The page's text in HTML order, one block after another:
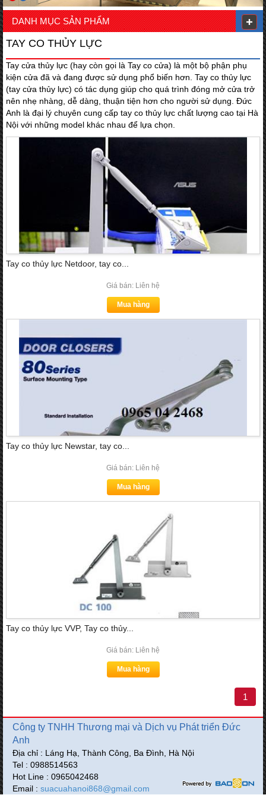
DANH MỤC SẢN PHẨM
TAY CO THỦY LỰC
Tay cửa thủy lực (hay còn gọi là Tay co cửa) là một bộ phận phụ
kiện cửa đã và đang được sử dụng phổ biến hơn. Tay co thủy lực
(tay cửa thủy lực) có tác dụng giúp cho quá trình đóng mở cửa trở
nên nhẹ nhàng, dễ dàng, thuận tiện hơn cho người sử dụng. Đức
Anh là đại lý chuyên cung cấp tay co thủy lực chất lượng cao tại Hà
Nội với những model khác nhau để lựa chọn.
Tay co thủy lực Netdoor, tay co...
Giá bán: Liên hệ
Mua hàng
Tay co thủy lực Newstar, tay co...
Giá bán: Liên hệ
Mua hàng
Tay co thủy lực VVP, Tay co thủy...
Giá bán: Liên hệ
Mua hàng
1
Công ty TNHH Thương mại và Dịch vụ Phát triển Đức
Anh
Địa chỉ : Láng Hạ, Thành Công, Ba Đình, Hà Nội
Tel : 0988514563
Hot Line : 0965042468
Email : suacuahanoi868@gmail.com